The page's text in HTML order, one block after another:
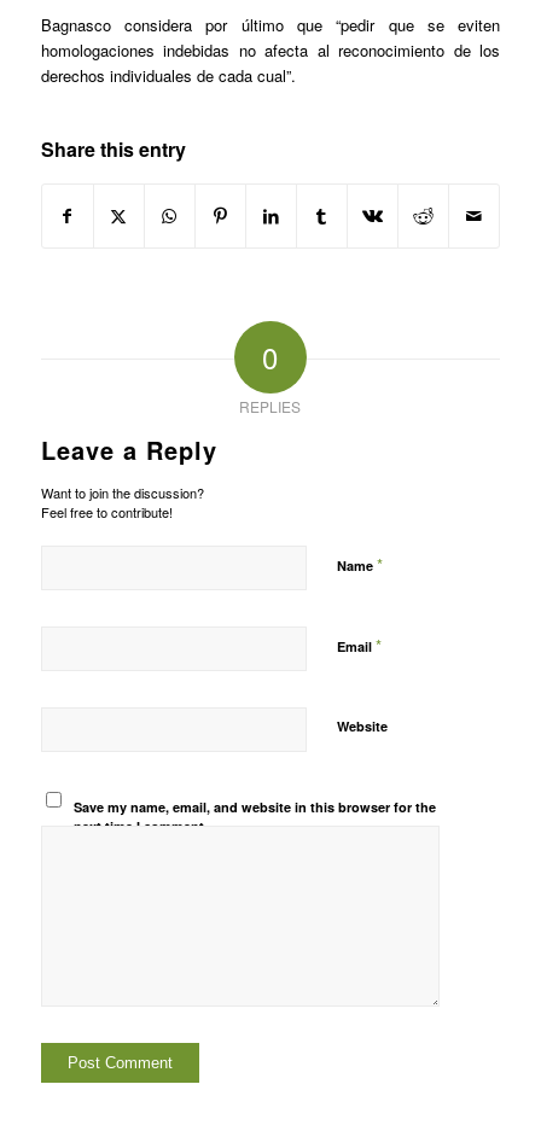
Bagnasco considera por último que “pedir que se eviten
homologaciones indebidas no afecta al reconocimiento de los
derechos individuales de cada cual”.
Share this entry
0
REPLIES
Leave a Reply
Want to join the discussion?
Feel free to contribute!
Name *
Email *
Website
Save my name, email, and website in this browser for the
next time I comment.